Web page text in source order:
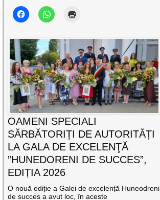
OAMENI SPECIALI
SĂRBĂTORIȚI DE AUTORITĂȚI
LA GALA DE EXCELENŢĂ
”HUNEDORENI DE SUCCES”,
EDIȚIA 2026
O nouă ediție a Galei de excelență Huneodreni
de succes a avut loc, în aceste